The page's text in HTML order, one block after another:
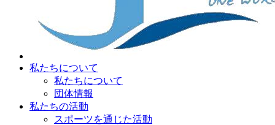
私たちについて
私たちについて
団体情報
私たちの活動
スポーツを通じた活動